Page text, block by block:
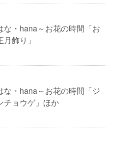
な・hana～お花の時間「お
月飾り」
な・hana～お花の時間「ジ
チョウゲ」ほか